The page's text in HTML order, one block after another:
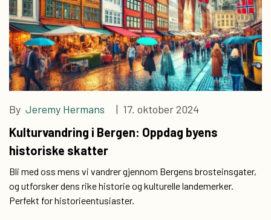
By Jeremy Hermans | 17. oktober 2024
Kulturvandring i Bergen: Oppdag byens
historiske skatter
Bli med oss ​​mens vi vandrer gjennom Bergens brosteinsgater,
og utforsker dens rike historie og kulturelle landemerker.
Perfekt for historieentusiaster.